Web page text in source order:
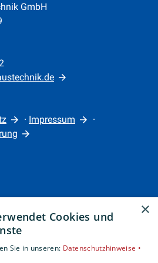
GmbH
· Impressum
·
×
Cookies und
Sie in unseren: Datenschutzhinweise •